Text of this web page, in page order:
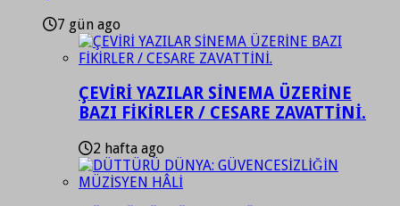
7 gün ago
ÇEVİRİ YAZILAR SİNEMA ÜZERİNE
BAZI FİKİRLER / CESARE ZAVATTİNİ.
2 hafta ago